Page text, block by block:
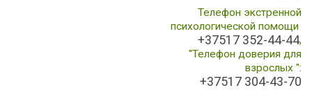
Телефон экстренной
психологической помощи
+37517 352-44-44,
"Телефон доверия для
взрослых ":
+37517 304-43-70